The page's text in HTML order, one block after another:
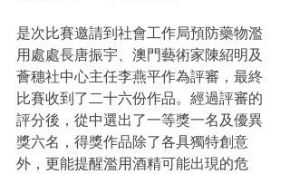
是次比賽邀請到社會工作局預防藥物濫
用處處長唐振宇、澳門藝術家陳紹明及
薈穗社中心主任李燕平作為評審，最終
比賽收到了二十六份作品。經過評審的
評分後，從中選出了一等獎一名及優異
獎六名，得獎作品除了各具獨特創意
外，更能提醒濫用酒精可能出現的危